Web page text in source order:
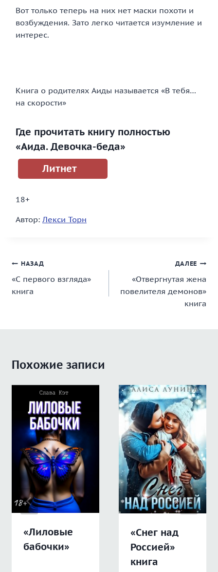
Вот только теперь на них нет маски похоти и
возбуждения. Зато легко читается изумление и
интерес.
Книга о родителях Аиды называется «В тебя…
на скорости»
Где прочитать книгу полностью
«Аида. Девочка-беда»
Литнет
18+
Автор: Лекси Торн
Навигация
по
записям
НАЗАД
«С первого взгляда»
книга
ДАЛЕЕ
«Отвергнутая жена
повелителя демонов»
книга
Похожие записи
«Лиловые
бабочки»
«Снег над
Россией»
книга